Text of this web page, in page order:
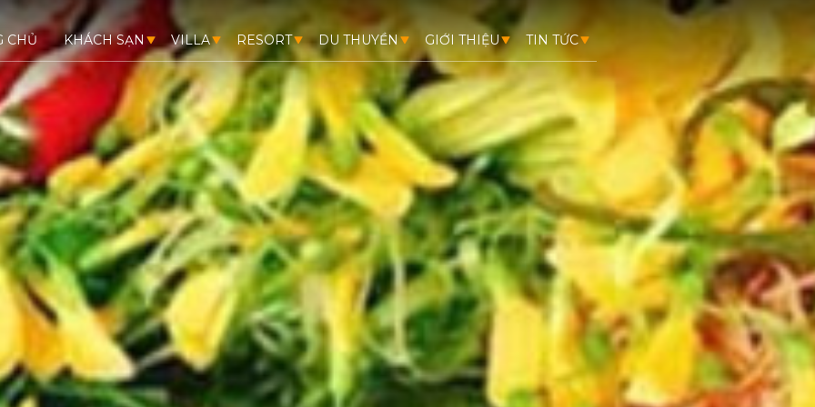
CHỦ KHÁCH SẠN VILLA RESORT DU THUYỀN GIỚI THIỆU TIN TỨC